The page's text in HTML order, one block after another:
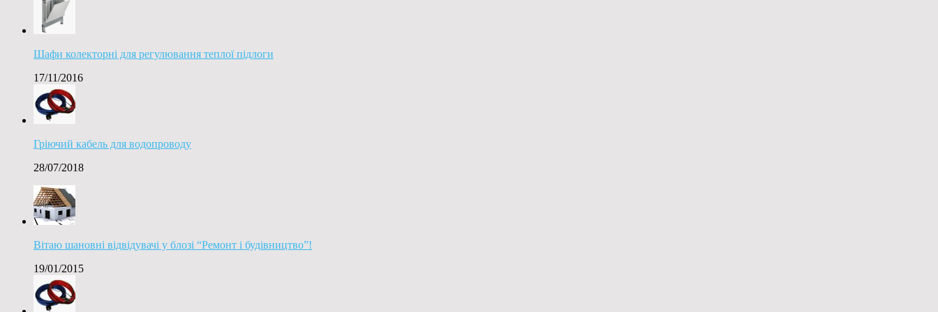
Шафи колекторні для регулювання теплої підлоги
17/11/2016
Гріючий кабель для водопроводу
28/07/2018
Вітаю шановні відвідувачі у блозі “Ремонт і будівництво”!
19/01/2015